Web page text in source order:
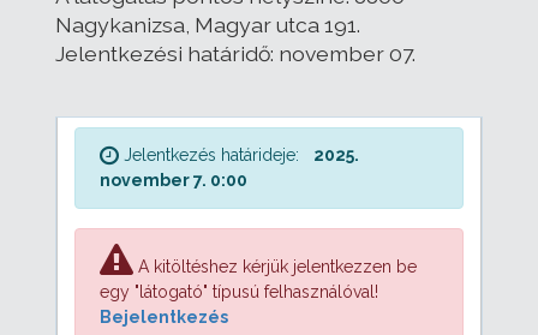
Nagykanizsa, Magyar utca 191.
Jelentkezési határidő: november 07.
Jelentkezés határideje:
2025.
november 7. 0:00
A kitöltéshez kérjük jelentkezzen be
egy "látogató" típusú felhasználóval!
Bejelentkezés